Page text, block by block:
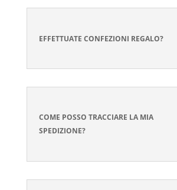
EFFETTUATE CONFEZIONI REGALO?
COME POSSO TRACCIARE LA MIA
SPEDIZIONE?